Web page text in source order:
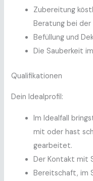
Zubereitung
Beratung bei der
Befüllung und
Die Sauberkeit
Qualifikationen
Dein Idealprofil:
Im Idealfall
mit oder hast
gearbeitet.
Der Kontakt mit
Bereitschaft, im